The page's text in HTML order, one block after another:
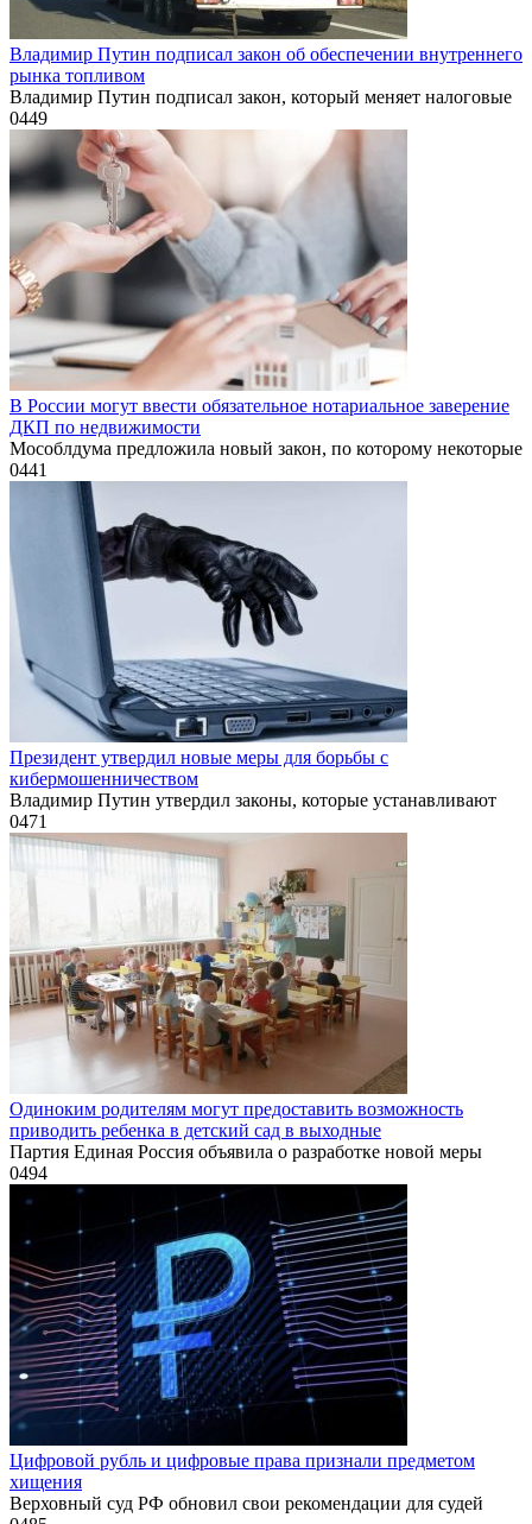
Владимир Путин подписал закон об обеспечении внутреннего
рынка топливом
Владимир Путин подписал закон, который меняет налоговые
0449
В России могут ввести обязательное нотариальное заверение
ДКП по недвижимости
Мособлдума предложила новый закон, по которому некоторые
0441
Президент утвердил новые меры для борьбы с
кибермошенничеством
Владимир Путин утвердил законы, которые устанавливают
0471
Одиноким родителям могут предоставить возможность
приводить ребенка в детский сад в выходные
Партия Единая Россия объявила о разработке новой меры
0494
Цифровой рубль и цифровые права признали предметом
хищения
Верховный суд РФ обновил свои рекомендации для судей